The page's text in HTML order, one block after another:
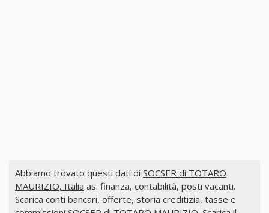
Abbiamo trovato questi dati di SOCSER di TOTARO
MAURIZIO, Italia as: finanza, contabilità, posti vacanti.
Scarica conti bancari, offerte, storia creditizia, tasse e